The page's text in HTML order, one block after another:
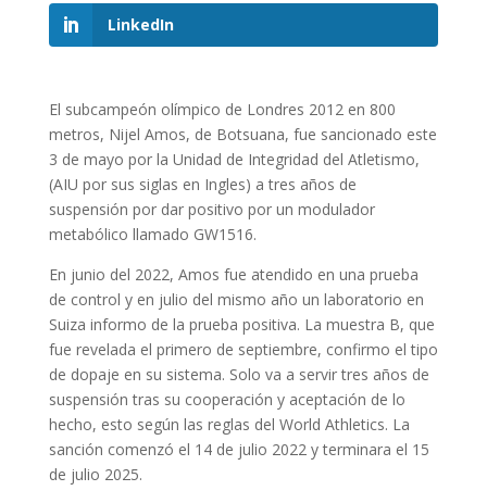
LinkedIn
El subcampeón olímpico de Londres 2012 en 800
metros, Nijel Amos, de Botsuana, fue sancionado este
3 de mayo por la Unidad de Integridad del Atletismo,
(AIU por sus siglas en Ingles) a tres años de
suspensión por dar positivo por un modulador
metabólico llamado GW1516.
En junio del 2022, Amos fue atendido en una prueba
de control y en julio del mismo año un laboratorio en
Suiza informo de la prueba positiva. La muestra B, que
fue revelada el primero de septiembre, confirmo el tipo
de dopaje en su sistema. Solo va a servir tres años de
suspensión tras su cooperación y aceptación de lo
hecho, esto según las reglas del World Athletics. La
sanción comenzó el 14 de julio 2022 y terminara el 15
de julio 2025.